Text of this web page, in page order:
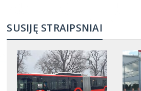
SUSIJĘ STRAIPSNIAI